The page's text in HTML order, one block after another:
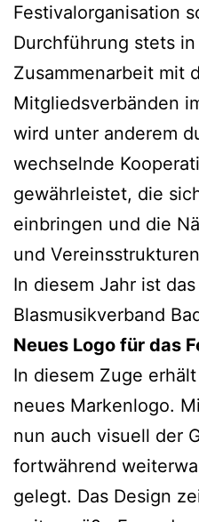
Festivalorganisation
Durchführung stets
Zusammenarbeit mit
Mitgliedsverbänden
wird unter anderem
wechselnde
gewährleistet, die
einbringen und die
und
In diesem Jahr ist
Blasmusikverband
Neues Logo für das
In diesem Zuge
neues Markenlogo.
nun auch visuell der
fortwährend
gelegt. Das Design